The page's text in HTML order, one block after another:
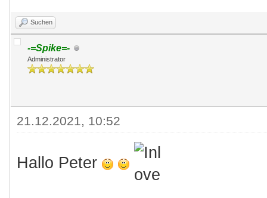
Suchen
-=Spike=-
Administrator
21.12.2021, 10:52
Hallo Peter